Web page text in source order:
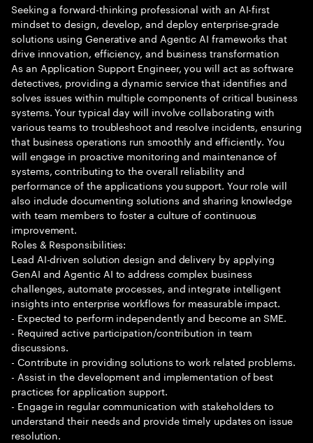
Seeking a forward-thinking professional with an AI-first
mindset to design, develop, and deploy enterprise-grade
solutions using Generative and Agentic AI frameworks that
drive innovation, efficiency, and business transformation
As an Application Support Engineer, you will act as software
detectives, providing a dynamic service that identifies and
solves issues within multiple components of critical business
systems. Your typical day will involve collaborating with
various teams to troubleshoot and resolve incidents, ensuring
that business operations run smoothly and efficiently. You
will engage in proactive monitoring and maintenance of
systems, contributing to the overall reliability and
performance of the applications you support. Your role will
also include documenting solutions and sharing knowledge
with team members to foster a culture of continuous
improvement.
Roles & Responsibilities:
Lead AI-driven solution design and delivery by applying
GenAI and Agentic AI to address complex business
challenges, automate processes, and integrate intelligent
insights into enterprise workflows for measurable impact.
- Expected to perform independently and become an SME.
- Required active participation/contribution in team
discussions.
- Contribute in providing solutions to work related problems.
- Assist in the development and implementation of best
practices for application support.
- Engage in regular communication with stakeholders to
understand their needs and provide timely updates on issue
resolution.